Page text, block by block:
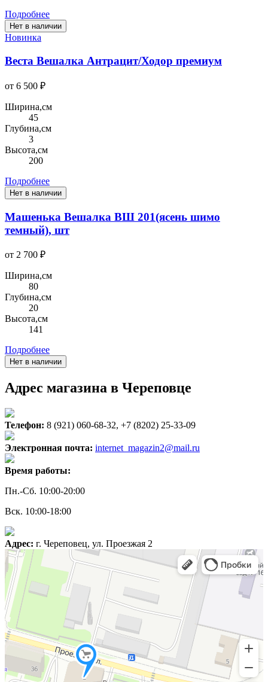
Подробнее
Нет в наличии
Новинка
Веста Вешалка Антрацит/Ходор премиум
от 6 500 ₽
Ширина,см
45
Глубина,см
3
Высота,см
200
Подробнее
Нет в наличии
Машенька Вешалка ВШ 201(ясень шимо
темный), шт
от 2 700 ₽
Ширина,см
80
Глубина,см
20
Высота,см
141
Подробнее
Нет в наличии
Адрес магазина в Череповце
Телефон: 8 (921) 060-68-32, +7 (8202) 25-33-09
Электронная почта: internet_magazin2@mail.ru
Время работы:
Пн.-Сб. 10:00-20:00
Вск. 10:00-18:00
Адрес: г. Череповец, ул. Проезжая 2